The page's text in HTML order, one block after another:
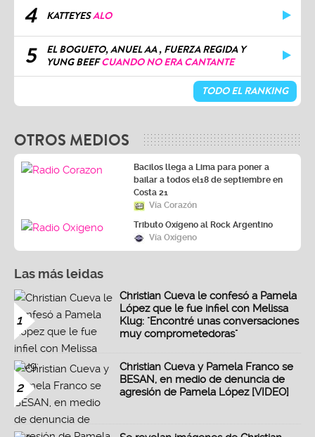
4 KATTEYESALO
5
EL BOGUETO, ANUEL AA , FUERZA REGIDA Y
YUNG BEEFCUANDO NO ERA CANTANTE
TODO EL RANKING
OTROS MEDIOS
Bacilos llega a Lima para poner a
bailar a todos el18 de septiembre en
Costa 21
Vía Corazón
Tributo Oxígeno al Rock Argentino
Vía Oxígeno
Las más leidas
1
Christian Cueva le confesó a Pamela
López que le fue infiel con Melissa
Klug: "Encontré unas conversaciones
muy comprometedoras"
2
Christian Cueva y Pamela Franco se
BESAN, en medio de denuncia de
agresión de Pamela López [VIDEO]